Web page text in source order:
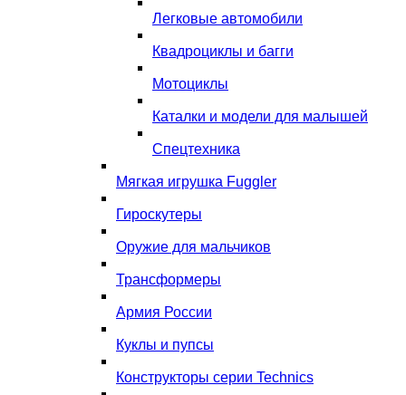
Легковые автомобили
Квадроциклы и багги
Мотоциклы
Каталки и модели для малышей
Спецтехника
Мягкая игрушка Fuggler
Гироскутеры
Оружие для мальчиков
Трансформеры
Армия России
Куклы и пупсы
Конструкторы серии Technics